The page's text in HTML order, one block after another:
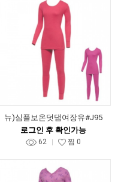
뉴)심플보온덧댐여장유#J95
로그인 후 확인가능
62 찜 0